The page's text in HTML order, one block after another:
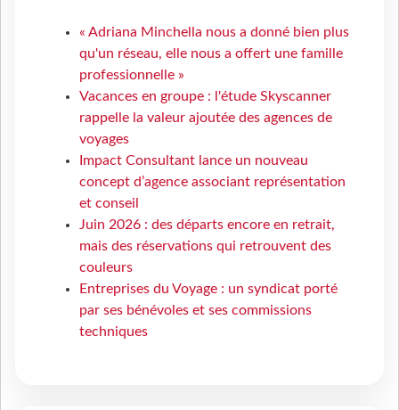
« Adriana Minchella nous a donné bien plus
qu'un réseau, elle nous a offert une famille
professionnelle »
Vacances en groupe : l'étude Skyscanner
rappelle la valeur ajoutée des agences de
voyages
Impact Consultant lance un nouveau
concept d’agence associant représentation
et conseil
Juin 2026 : des départs encore en retrait,
mais des réservations qui retrouvent des
couleurs
Entreprises du Voyage : un syndicat porté
par ses bénévoles et ses commissions
techniques